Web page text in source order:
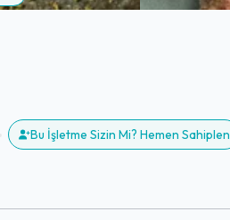
Bu İşletme Sizin Mi? Hemen Sahiplen